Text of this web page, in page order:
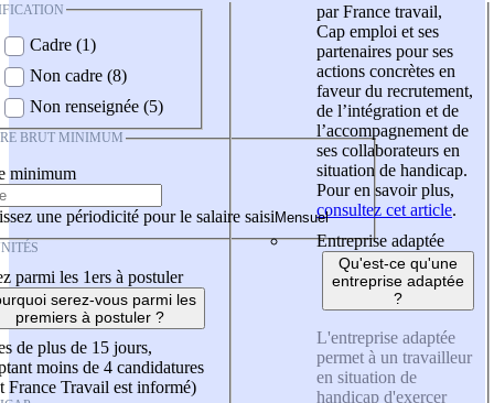
Cadre (1)
Non cadre (8)
Non renseignée (5)
BRUT MINIMUM
minimum
une périodicité pour le salaire saisi
parmi les 1ers à postuler
serez-vous parmi les
premiers à postuler ?
de plus de 15 jours,
moins de 4 candidatures
France Travail est informé)
par France travail,
Cap emploi et ses
partenaires pour ses
actions concrètes en
faveur du recrutement,
de l’intégration et de
l’accompagnement de
ses collaborateurs en
situation de handicap.
Pour en savoir plus,
consultez cet article.
Entreprise adaptée
Qu'est-ce qu'une
entreprise adaptée
?
L'entreprise adaptée
permet à un travailleur
en situation de
handicap d'exercer